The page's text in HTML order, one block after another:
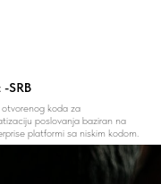
-SRB
koda za
poslovanja baziran na
platformi sa niskim kodom.